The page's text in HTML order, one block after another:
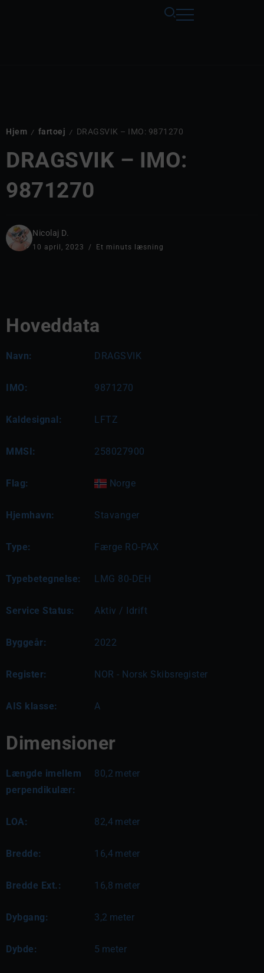
Hjem / fartoej / DRAGSVIK – IMO: 9871270
DRAGSVIK – IMO:
9871270
Nicolaj D.
10 april, 2023 Et minuts læsning
Hoveddata
Navn: DRAGSVIK
IMO: 9871270
Kaldesignal: LFTZ
MMSI: 258027900
Flag: Norge
Hjemhavn: Stavanger
Type: Færge RO-PAX
Typebetegnelse: LMG 80-DEH
Service Status: Aktiv / Idrift
Byggeår: 2022
Register: NOR - Norsk Skibsregister
AIS klasse: A
Dimensioner
Længde imellem
perpendikulær:
80,2 meter
LOA: 82,4 meter
Bredde: 16,4 meter
Bredde Ext.: 16,8 meter
Dybgang: 3,2 meter
Dybde: 5 meter